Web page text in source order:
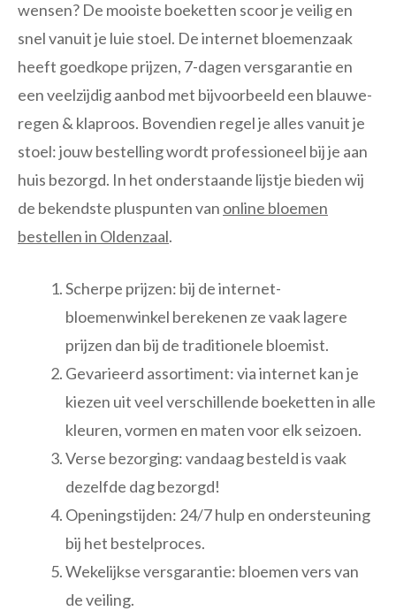
wensen? De mooiste boeketten scoor je veilig en
snel vanuit je luie stoel. De internet bloemenzaak
heeft goedkope prijzen, 7-dagen versgarantie en
een veelzijdig aanbod met bijvoorbeeld een blauwe-
regen & klaproos. Bovendien regel je alles vanuit je
stoel: jouw bestelling wordt professioneel bij je aan
huis bezorgd. In het onderstaande lijstje bieden wij
de bekendste pluspunten van online bloemen
bestellen in Oldenzaal.
Scherpe prijzen: bij de internet-
bloemenwinkel berekenen ze vaak lagere
prijzen dan bij de traditionele bloemist.
Gevarieerd assortiment: via internet kan je
kiezen uit veel verschillende boeketten in alle
kleuren, vormen en maten voor elk seizoen.
Verse bezorging: vandaag besteld is vaak
dezelfde dag bezorgd!
Openingstijden: 24/7 hulp en ondersteuning
bij het bestelproces.
Wekelijkse versgarantie: bloemen vers van
de veiling.